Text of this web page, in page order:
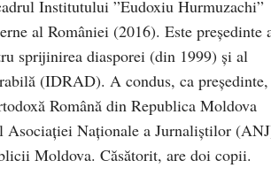
Institutului ”Eudoxiu Hurmuzachi”
al României (2016). Este preşedinte
sprijinirea diasporei (din 1999) şi al
(IDRAD). A condus, ca președinte,
Română din Republica Moldova
Naţionale a Jurnaliştilor
Moldova. Căsătorit, are doi copii.